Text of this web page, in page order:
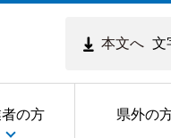
本文へ 文
の方 県外の